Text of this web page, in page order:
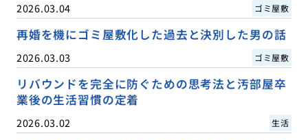
2026.03.04 ゴミ屋敷
再婚を機にゴミ屋敷化した過去と決別した男の話
2026.03.03 ゴミ屋敷
リバウンドを完全に防ぐための思考法と汚部屋卒
業後の生活習慣の定着
2026.03.02 生活